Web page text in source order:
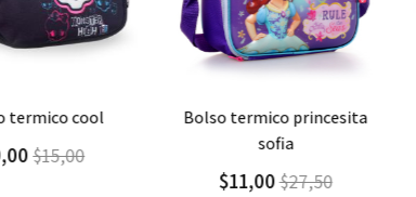
Detalle
cool Agregar Detalle
$11,00$27,50